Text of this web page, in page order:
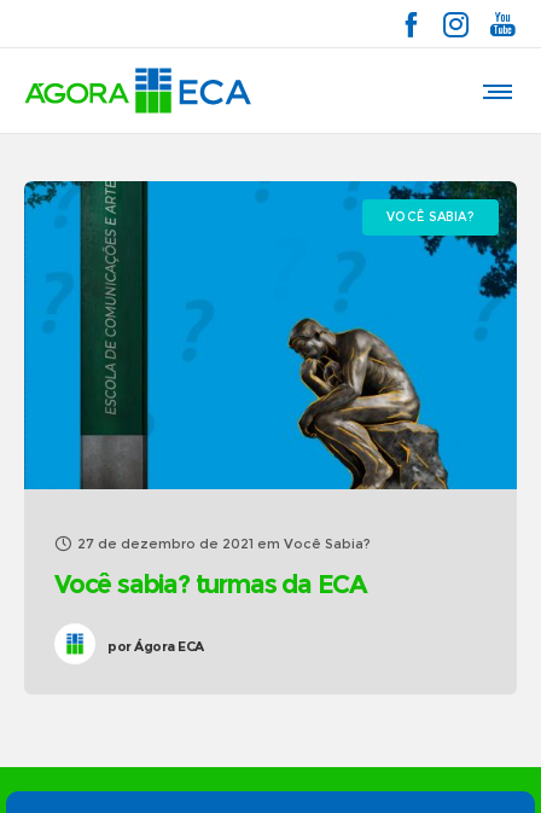
VOCÊ SABIA?
27 de dezembro de 2021 em Você Sabia?
Você sabia? turmas da ECA
porÁgora ECA